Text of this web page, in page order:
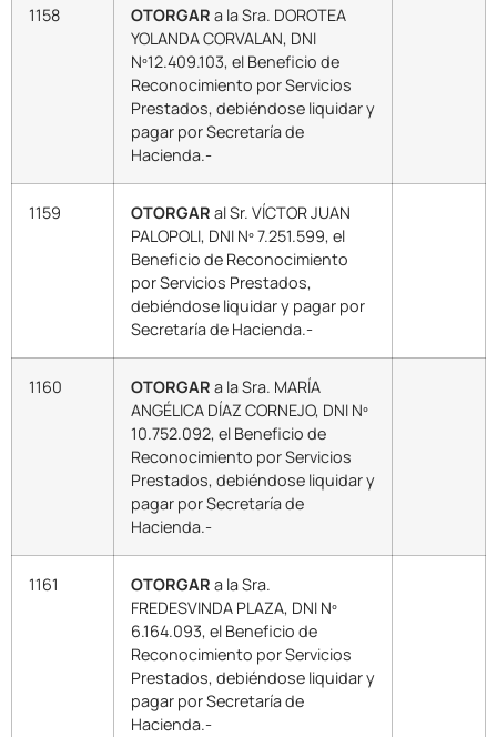
1158 OTORGAR a la Sra. DOROTEA
YOLANDA CORVALAN, DNI
Nº12.409.103, el Beneficio de
Reconocimiento por Servicios
Prestados, debiéndose liquidar y
pagar por Secretaría de
Hacienda.-
1159 OTORGAR al Sr. VÍCTOR JUAN
PALOPOLI, DNI Nº 7.251.599, el
Beneficio de Reconocimiento
por Servicios Prestados,
debiéndose liquidar y pagar por
Secretaría de Hacienda.-
1160 OTORGAR a la Sra. MARÍA
ANGÉLICA DÍAZ CORNEJO, DNI Nº
10.752.092, el Beneficio de
Reconocimiento por Servicios
Prestados, debiéndose liquidar y
pagar por Secretaría de
Hacienda.-
1161 OTORGAR a la Sra.
FREDESVINDA PLAZA, DNI Nº
6.164.093, el Beneficio de
Reconocimiento por Servicios
Prestados, debiéndose liquidar y
pagar por Secretaría de
Hacienda.-